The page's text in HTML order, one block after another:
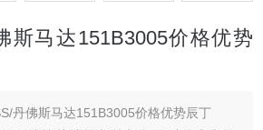
斯马达151B3005价格优势
丹佛斯马达151B3005价格优势辰丁